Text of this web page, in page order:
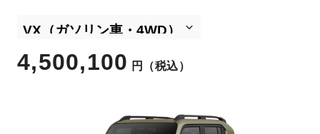
4,500,100 円 （税込）